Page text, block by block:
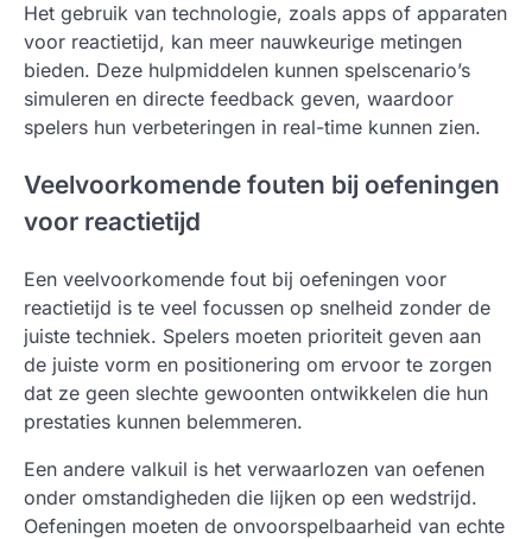
Het gebruik van technologie, zoals apps of apparaten
voor reactietijd, kan meer nauwkeurige metingen
bieden. Deze hulpmiddelen kunnen spelscenario’s
simuleren en directe feedback geven, waardoor
spelers hun verbeteringen in real-time kunnen zien.
Veelvoorkomende fouten bij oefeningen
voor reactietijd
Een veelvoorkomende fout bij oefeningen voor
reactietijd is te veel focussen op snelheid zonder de
juiste techniek. Spelers moeten prioriteit geven aan
de juiste vorm en positionering om ervoor te zorgen
dat ze geen slechte gewoonten ontwikkelen die hun
prestaties kunnen belemmeren.
Een andere valkuil is het verwaarlozen van oefenen
onder omstandigheden die lijken op een wedstrijd.
Oefeningen moeten de onvoorspelbaarheid van echte